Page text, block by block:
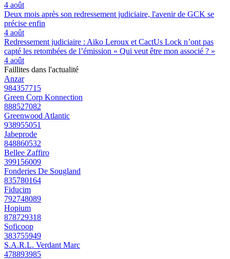
4 août
Deux mois après son redressement judiciaire, l'avenir de GCK se
précise enfin
4 août
Redressement judiciaire : Aiko Leroux et CactUs Lock n’ont pas
capté les retombées de l’émission « Qui veut être mon associé ? »
4 août
Faillites dans l'actualité
Anzar
984357715
Green Corp Konnection
888527082
Greenwood Atlantic
938955051
Jabeprode
848860532
Bellee Zaffiro
399156009
Fonderies De Sougland
835780164
Fiducim
792748089
Hopium
878729318
Soficoop
383755949
S.A.R.L. Verdant Marc
478893985